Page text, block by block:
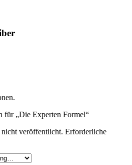
für „Die Experten Formel“
veröffentlicht. Erforderliche